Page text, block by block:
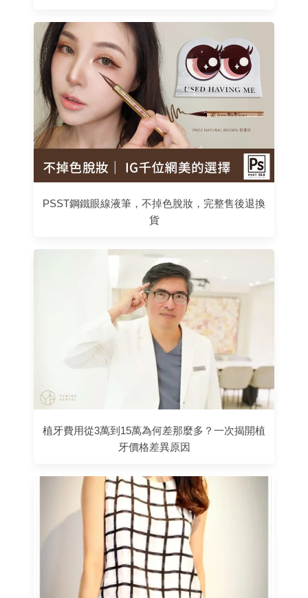
PSST鋼鐵眼線液筆，不掉色脫妝，完整售後退換
貨
植牙費用從3萬到15萬為何差那麼多？一次揭開植
牙價格差異原因